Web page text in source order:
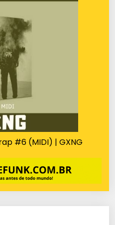
#6 (MIDI) | GXNG